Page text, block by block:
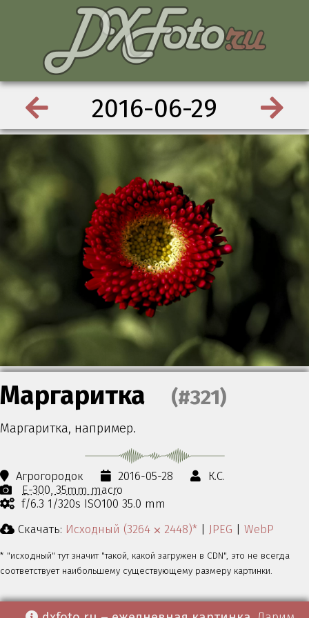
2016-06-29
Маргаритка (#321)
Маргаритка, например.
Агрогородок 2016-05-28
К.С.
E-300 35mm macro
f/6.3 1/320s ISO100 35.0 mm
Скачать: Исходный (3264 ⨉ 2448)* | JPEG | WebP
* "исходный" тут значит "такой, какой загружен в CDN", это не всегда
соответствует наибольшему существующему размеру картинки.